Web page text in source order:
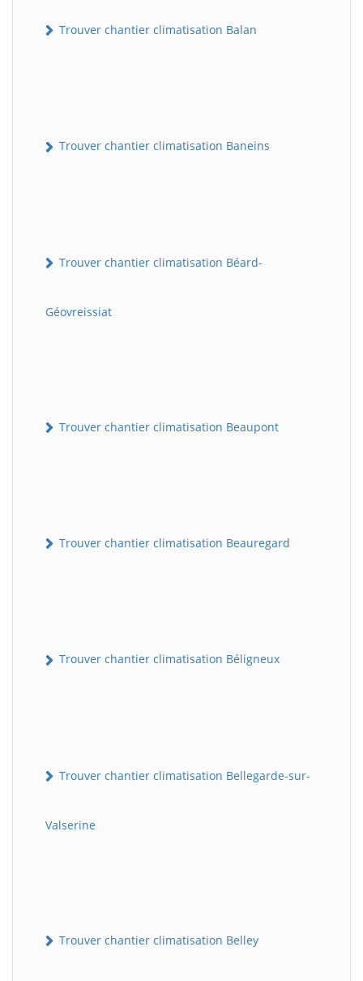
Trouver chantier climatisation Balan
Trouver chantier climatisation Baneins
Trouver chantier climatisation Béard-
Géovreissiat
Trouver chantier climatisation Beaupont
Trouver chantier climatisation Beauregard
Trouver chantier climatisation Béligneux
Trouver chantier climatisation Bellegarde-sur-
Valserine
Trouver chantier climatisation Belley